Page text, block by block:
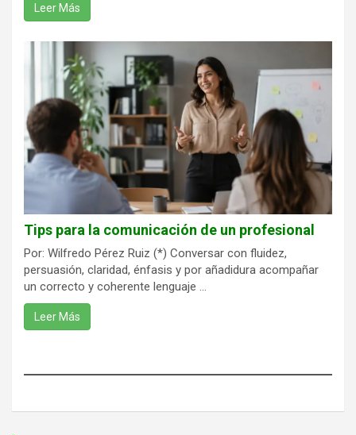
Leer Más
Tips para la comunicación de un profesional
Por: Wilfredo Pérez Ruiz (*) Conversar con fluidez,
persuasión, claridad, énfasis y por añadidura acompañar
un correcto y coherente lenguaje ...
Leer Más